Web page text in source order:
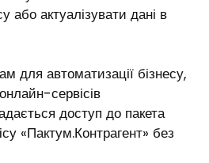
або актуалізувати дані в
для автоматизації бізнесу,
сервісів
доступ до пакета
«Пактум.Контрагент» без